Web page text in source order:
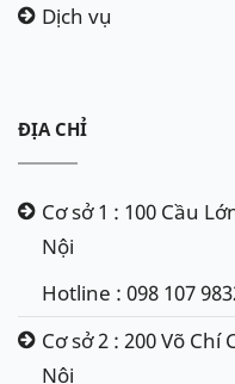
Dịch vụ
ĐỊA CHỈ
Cơ sở 1 : 100 Cầu
Nội
Hotline : 098 107
Cơ sở 2 : 200 Võ Chí
Nội